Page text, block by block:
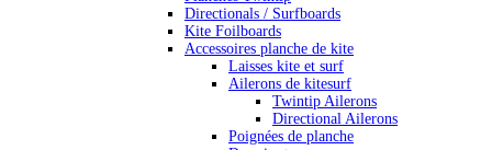
Directionals / Surfboards
Kite Foilboards
Accessoires planche de kite
Laisses kite et surf
Ailerons de kitesurf
Twintip Ailerons
Directional Ailerons
Poignées de planche